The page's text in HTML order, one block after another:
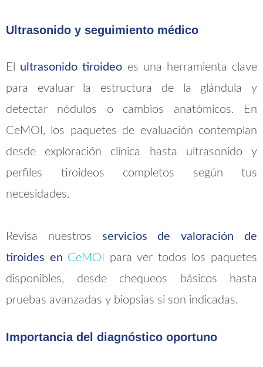
Ultrasonido y seguimiento médico
El ultrasonido tiroideo es una herramienta clave
para evaluar la estructura de la glándula y
detectar nódulos o cambios anatómicos. En
CeMOI, los paquetes de evaluación contemplan
desde exploración clínica hasta ultrasonido y
perfiles tiroideos completos según tus
necesidades.
Revisa nuestros servicios de valoración de
tiroides en CeMOI
para ver todos los paquetes
disponibles, desde chequeos básicos hasta
pruebas avanzadas y biopsias si son indicadas.
Importancia del diagnóstico oportuno